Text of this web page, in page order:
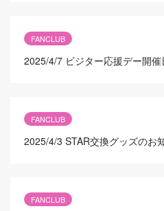
FANCLUB
2025/4/7 ビジター応援デー開
FANCLUB
2025/4/3 STAR交換グッズのお
FANCLUB